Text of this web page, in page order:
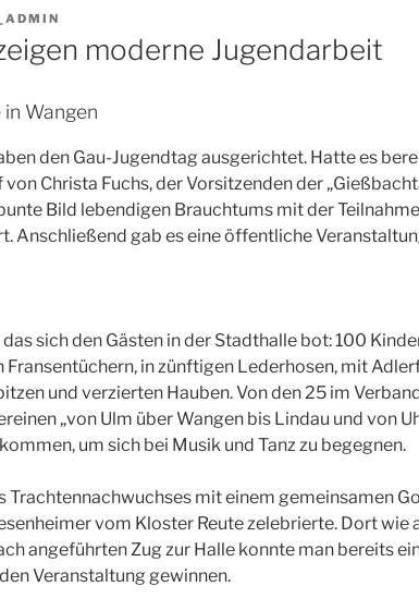
moderne Jugendarbeit
Wangen
den Gau-Jugendtag ausgerichtet. Hatte es
Christa Fuchs, der Vorsitzenden der
Bild lebendigen Brauchtums mit der
Anschließend gab es eine öffentliche
sich den Gästen in der Stadthalle bot: 100
in zünftigen Lederhosen, mit
und verzierten Hauben. Von den 25 im
„von Ulm über Wangen bis Lindau und von
um sich bei Musik und Tanz zu begegnen.
Trachtennachwuchses mit einem gemeinsamen
vom Kloster Reute zelebrierte. Dort wie
angeführten Zug zur Halle konnte man bereits
Veranstaltung gewinnen.